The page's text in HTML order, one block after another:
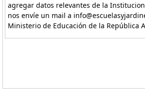
agregar datos relevantes de la
nos envíe un mail a
Ministerio de Educación de la República